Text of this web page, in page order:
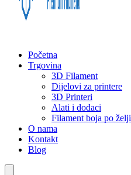
Početna
Trgovina
3D Filament
Dijelovi za printere
3D Printeri
Alati i dodaci
Filament boja po želji
O nama
Kontakt
Blog